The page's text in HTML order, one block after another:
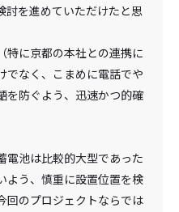
討を進めていただけたと思
特に京都の本社との連携に
でなく、こまめに電話でや
を防ぐよう、迅速かつ的確
電池は比較的大型であった
よう、慎重に設置位置を検
回のプロジェクトならでは